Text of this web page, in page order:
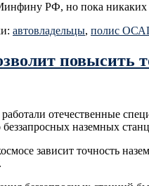
РФ, но пока никаких
автовладельцы, полис
отечественные
наземных
зависит точность